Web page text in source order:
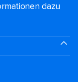
dazu